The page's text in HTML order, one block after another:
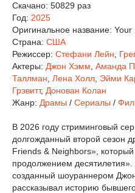
Скачано: 50829 раз
Год: 2025
Оригинальное название: Your
Страна: США
Режиссер: Стефани Лейн
Актеры: Джон Хэмм Аманда
Таллман Лена Холл Эйми
Грэвитт, Донован Колан
Жанр: Драмы / Сериалы /
В 2026 году стриминговый
долгожданный второй сезон
Friends & Neighbors»,
продолжением
созданный шоураннером
рассказывал историю